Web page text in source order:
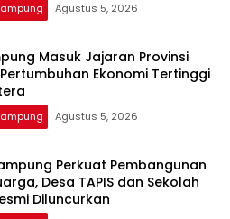
Agustus 5, 2026
Masuk Jajaran Provinsi
Ekonomi Tertinggi
Agustus 5, 2026
Perkuat Pembangunan
Desa TAPIS dan Sekolah
Diluncurkan